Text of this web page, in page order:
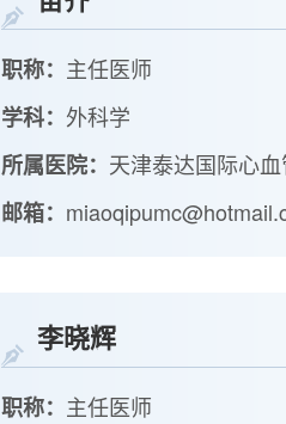
职称： 主任医师
学科： 外科学
所属医院： 天津泰达国际心
邮箱：
李晓辉
职称： 主任医师